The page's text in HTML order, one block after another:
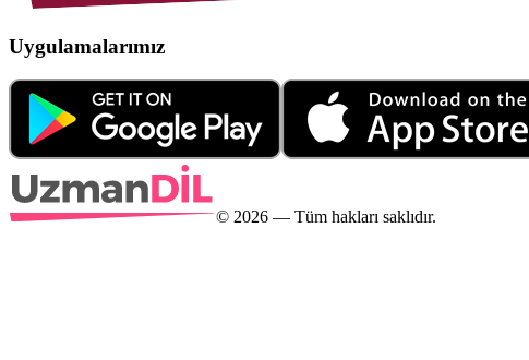
Uygulamalarımız
© 2026 — Tüm hakları saklıdır.